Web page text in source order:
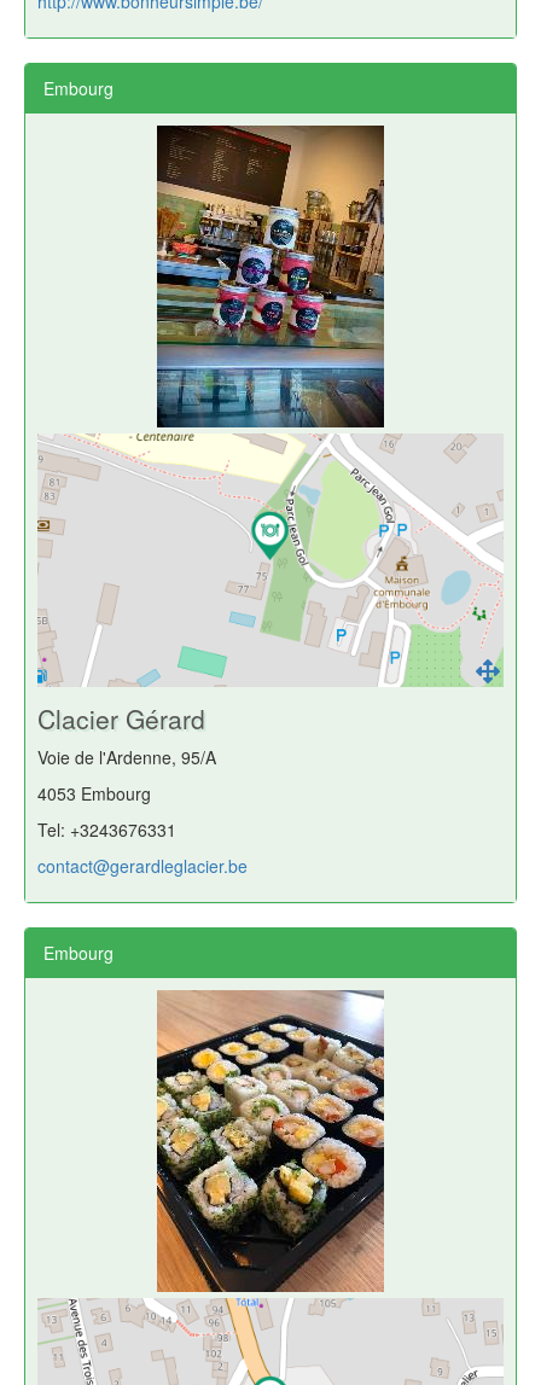
Embourg
Clacier Gérard
Voie de l'Ardenne, 95/A
4053 Embourg
Tel: +3243676331
contact@gerardleglacier.be
Embourg